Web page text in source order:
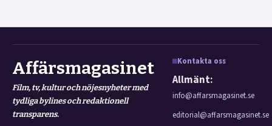
Affärsmagasinet
Film, tv, kultur och nöjesnyheter med
tydliga bylines och redaktionell
transparens.
Kontakta oss
Allmänt:
info@affarsmagasinet.se
editorial@affarsmagasinet.se